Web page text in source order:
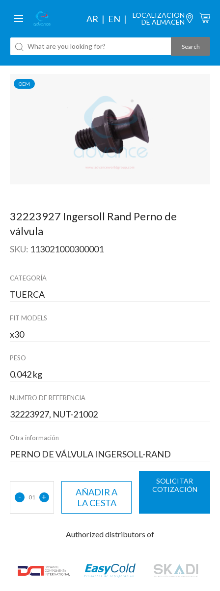
AR EN
LOCALIZACION
DE ALMACEN
OEM
32223927 Ingersoll Rand Perno de
válvula
SKU: 113021000300001
CATEGORÍA
TUERCA
FIT MODELS
x30
PESO
0.042 kg
NUMERO DE REFERENCIA
32223927, NUT-21002
Otra información
PERNO DE VÁLVULA INGERSOLL-RAND
- 01 +
AÑADIR A
LA CESTA
SOLICITAR
COTIZACIÓN
Authorized distributors of